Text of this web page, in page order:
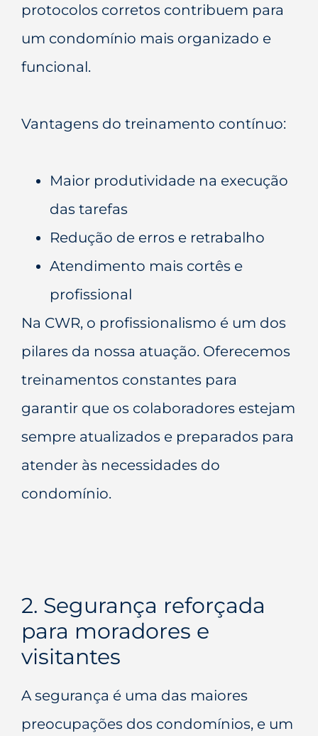
protocolos corretos contribuem para
um condomínio mais organizado e
funcional.
Vantagens do treinamento contínuo:
Maior produtividade na execução
das tarefas
Redução de erros e retrabalho
Atendimento mais cortês e
profissional
Na CWR, o profissionalismo é um dos
pilares da nossa atuação. Oferecemos
treinamentos constantes para
garantir que os colaboradores estejam
sempre atualizados e preparados para
atender às necessidades do
condomínio.
2. Segurança reforçada
para moradores e
visitantes
A segurança é uma das maiores
preocupações dos condomínios, e um